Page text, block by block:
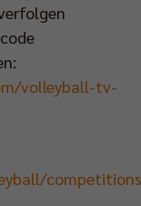
volleyball-tv-